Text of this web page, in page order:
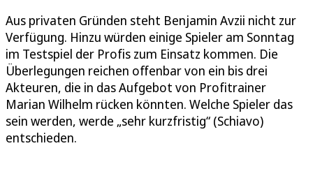
Aus privaten Gründen steht Benjamin Avzii nicht zur
Verfügung. Hinzu würden einige Spieler am Sonntag
im Testspiel der Profis zum Einsatz kommen. Die
Überlegungen reichen offenbar von ein bis drei
Akteuren, die in das Aufgebot von Profitrainer
Marian Wilhelm rücken könnten. Welche Spieler das
sein werden, werde „sehr kurzfristig“ (Schiavo)
entschieden.